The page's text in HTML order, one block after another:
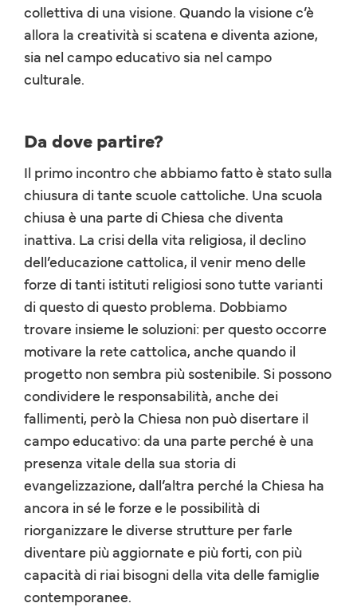
collettiva di una visione. Quando la visione c’è
allora la creatività si scatena e diventa azione,
sia nel campo educativo sia nel campo
culturale.
Da dove partire?
Il primo incontro che abbiamo fatto è stato sulla
chiusura di tante scuole cattoliche. Una scuola
chiusa è una parte di Chiesa che diventa
inattiva. La crisi della vita religiosa, il declino
dell’educazione cattolica, il venir meno delle
forze di tanti istituti religiosi sono tutte varianti
di questo di questo problema. Dobbiamo
trovare insieme le soluzioni: per questo occorre
motivare la rete cattolica, anche quando il
progetto non sembra più sostenibile. Si possono
condividere le responsabilità, anche dei
fallimenti, però la Chiesa non può disertare il
campo educativo: da una parte perché è una
presenza vitale della sua storia di
evangelizzazione, dall’altra perché la Chiesa ha
ancora in sé le forze e le possibilità di
riorganizzare le diverse strutture per farle
diventare più aggiornate e più forti, con più
capacità di riai bisogni della vita delle famiglie
contemporanee.